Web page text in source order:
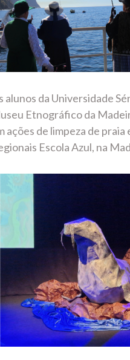
alunos da Universidade
Etnográfico da
ações de limpeza de
Escola Azul, na